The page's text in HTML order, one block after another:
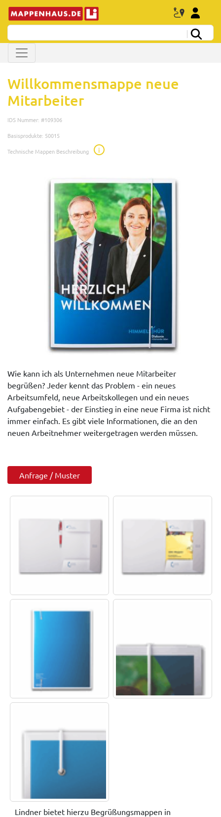
Willkommensmappe neue
Mitarbeiter
IDS Nummer: #109306
Basisprodukte: 50015
Technische Mappen Beschreibung
i
Wie kann ich als Unternehmen neue Mitarbeiter
begrüßen? Jeder kennt das Problem - ein neues
Arbeitsumfeld, neue Arbeitskollegen und ein neues
Aufgabengebiet - der Einstieg in eine neue Firma ist nicht
immer einfach. Es gibt viele Informationen, die an den
neuen Arbeitnehmer weitergetragen werden müssen.
Anfrage / Muster
Lindner bietet hierzu Begrüßungsmappen in